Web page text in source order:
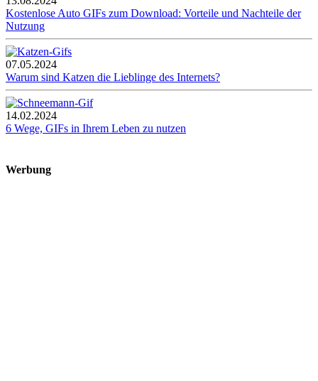
Kostenlose Auto GIFs zum Download: Vorteile und Nachteile der
Nutzung
07.05.2024
Warum sind Katzen die Lieblinge des Internets?
14.02.2024
6 Wege, GIFs in Ihrem Leben zu nutzen
Werbung